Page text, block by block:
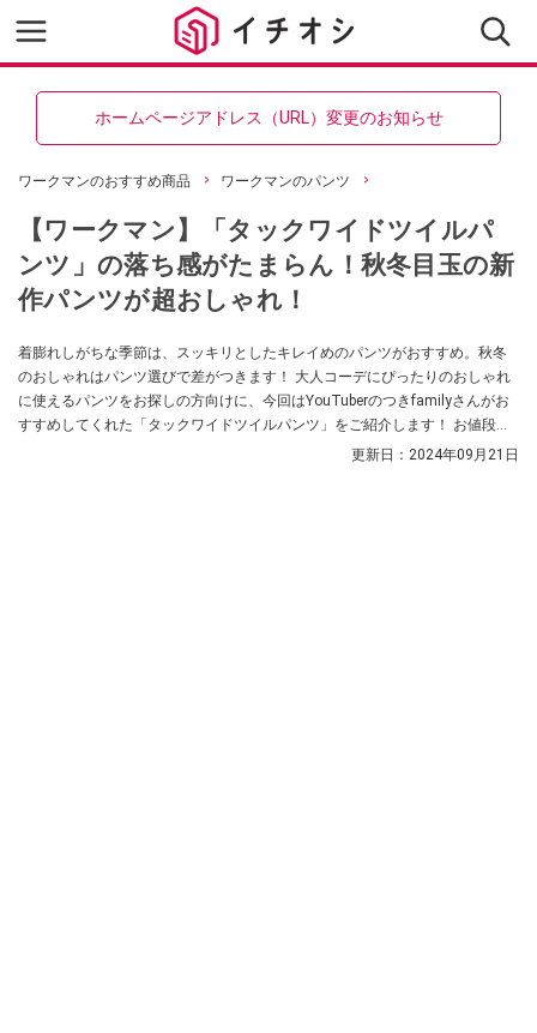
ホームページアドレス（URL）変更のお知らせ
ワークマンのおすすめ商品 ワークマンのパンツ
【ワークマン】「タックワイドツイルパ
ンツ」の落ち感がたまらん！秋冬目玉の新
作パンツが超おしゃれ！
着膨れしがちな季節は、スッキリとしたキレイめのパンツがおすすめ。秋冬
のおしゃれはパンツ選びで差がつきます！ 大人コーデにぴったりのおしゃれ
に使えるパンツをお探しの方向けに、今回はYouTuberのつきfamilyさんがお
すすめしてくれた「タックワイドツイルパンツ」をご紹介します！ お値段以
上の質感とすっきりとしたシルエットが魅力なんだとか。ぜひチェックして
更新日： 2024年09月21日